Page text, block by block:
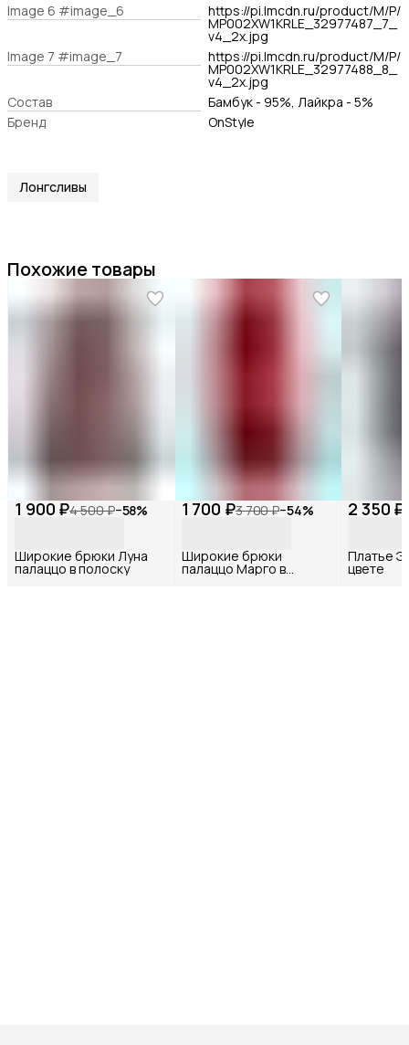
Image 6 #image_6
https://pi.lmcdn.ru/product/M/P/
MP002XW1KRLE_32977487_7_
v4_2x.jpg
Image 7 #image_7
https://pi.lmcdn.ru/product/M/P/
MP002XW1KRLE_32977488_8_
v4_2x.jpg
Состав
Бамбук - 95%, Лайкра - 5%
Бренд
OnStyle
Лонгсливы
Похожие товары
1 900 ₽4 500 ₽−58%
Широкие брюки Луна
палаццо в полоску
1 700 ₽3 700 ₽−54%
Широкие брюки
палаццо Марго в
бордовом цвете
2 350 ₽
Платье
цвете